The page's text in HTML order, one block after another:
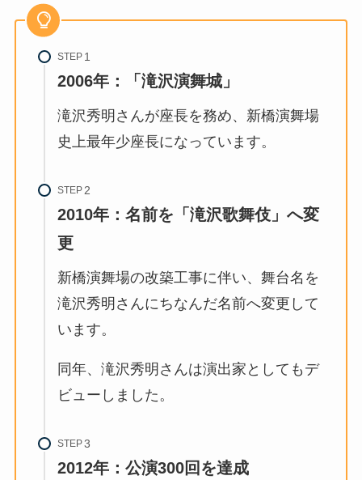
STEP
2006年：「滝沢演舞城」
滝沢秀明さんが座長を務め、新橋演舞場
史上最年少座長になっています。
STEP
2010年：名前を「滝沢歌舞伎」へ変
更
新橋演舞場の改築工事に伴い、舞台名を
滝沢秀明さんにちなんだ名前へ変更して
います。
同年、滝沢秀明さんは演出家としてもデ
ビューしました。
STEP
2012年：公演300回を達成